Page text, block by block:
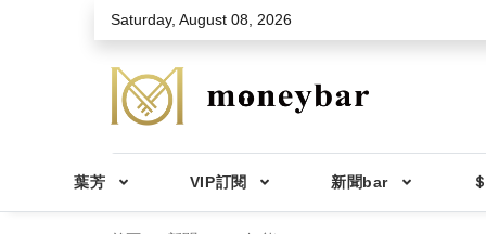
Skip to main contentSaturday, August 08, 2026
葉芳 VIP訂閱 新聞bar